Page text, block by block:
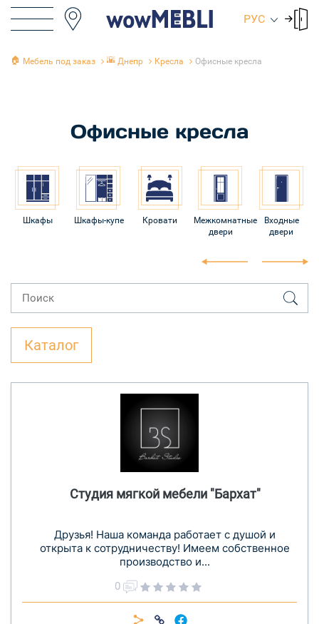
РУС
🏠 Мебель под заказ 🌇 Днепр Кресла Офисные кресла
Офисные кресла
Шкафы Шкафы-купе Кровати
Межкомнатные
двери
Входные
двери
Каталог
Студия мягкой мебели "Бархат"
Друзья! Наша команда работает с душой и
открыта к сотрудничеству! Имеем собственное
производство и...
0